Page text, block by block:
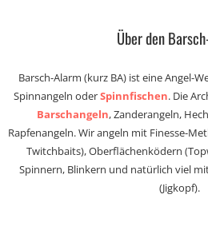
Über den
Barsch-Alarm (kurz BA) ist eine Angel-
Spinnangeln oderSpinnfischen. Die
Barschangeln, Zanderangeln,
Rapfenangeln. Wir angeln mit Finesse-
Twitchbaits), Oberflächenködern
Spinnern, Blinkern und natürlich viel
(Jigkopf).